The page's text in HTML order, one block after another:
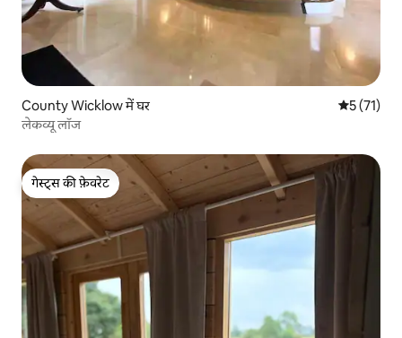
County Wicklow में घर औसत रेटिंग
5 (71)
लेकव्यू लॉज
गेस्ट्स की फ़ेवरेट
गेस्ट्स की फ़ेवरेट